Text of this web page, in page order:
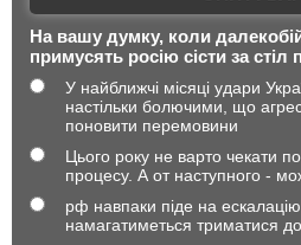
На вашу думку, коли
примусять росію сісти за стіл
У найближчі місяці удари
настільки болючими, що
поновити перемовини
Цього року не варто чекати
процесу. А от наступного -
рф навпаки піде на
намагатиметься триматися